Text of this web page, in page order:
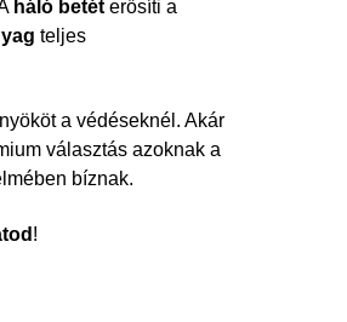
háló betéterősíti a
teljes
a védéseknél. Akár
választás azoknak a
bíznak.
!